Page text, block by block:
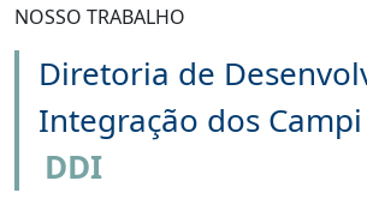
NOSSO TRABALHO
Diretoria de
Integração dos Campi
DDI